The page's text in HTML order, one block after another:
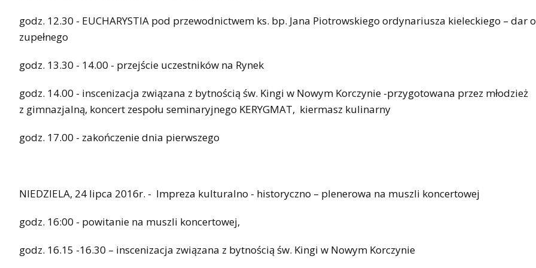
godz. 12.30 - EUCHARYSTIA pod przewodnictwem ks. bp. Jana Piotrowskiego ordynariusza kieleckiego – dar
zupełnego
godz. 13.30 - 14.00 - przejście uczestników na Rynek
godz. 14.00 - inscenizacja związana z bytnością św. Kingi w Nowym Korczynie -przygotowana przez młodzież
z gimnazjalną, koncert zespołu seminaryjnego KERYGMAT, kiermasz kulinarny
godz. 17.00 - zakończenie dnia pierwszego
NIEDZIELA, 24 lipca 2016r. - Impreza kulturalno - historyczno – plenerowa na muszli koncertowej
godz. 16:00 - powitanie na muszli koncertowej,
godz. 16.15 -16.30 – inscenizacja związana z bytnością św. Kingi w Nowym Korczynie